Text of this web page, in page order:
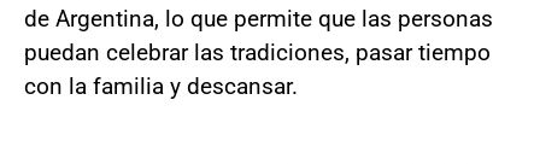
de Argentina, lo que permite que las personas
puedan celebrar las tradiciones, pasar tiempo
con la familia y descansar.